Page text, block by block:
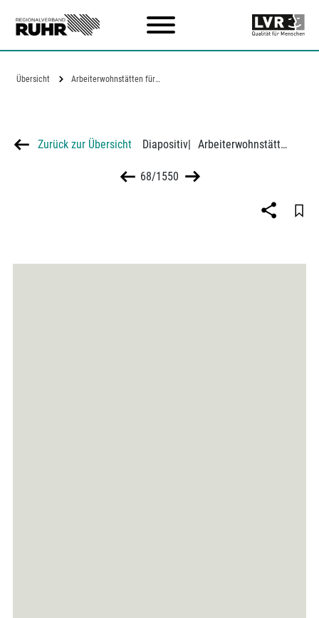
Übersicht Arbeiterwohnstätten für den…
Zurück zur Übersicht Diapositiv| Arbeiterwohnstätten für den Ruhrkohlenbezirk, Mehrfamilienhaus
68/1550